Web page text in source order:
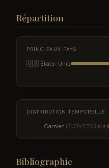
Répartition
PRINCIPAUX PAYS
🇺🇸 États-Unis
DISTRIBUTION TEMPORELLE
Carnien (237–227.3 Ma)
Bibliographie